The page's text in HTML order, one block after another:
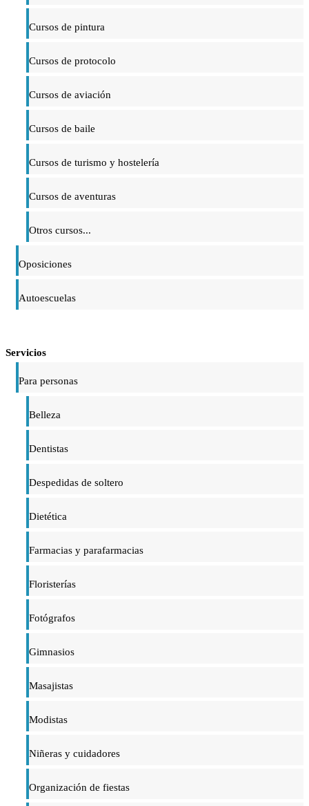
Cursos de pintura
Cursos de protocolo
Cursos de aviación
Cursos de baile
Cursos de turismo y hostelería
Cursos de aventuras
Otros cursos...
Oposiciones
Autoescuelas
Servicios
Para personas
Belleza
Dentistas
Despedidas de soltero
Dietética
Farmacias y parafarmacias
Floristerías
Fotógrafos
Gimnasios
Masajistas
Modistas
Niñeras y cuidadores
Organización de fiestas